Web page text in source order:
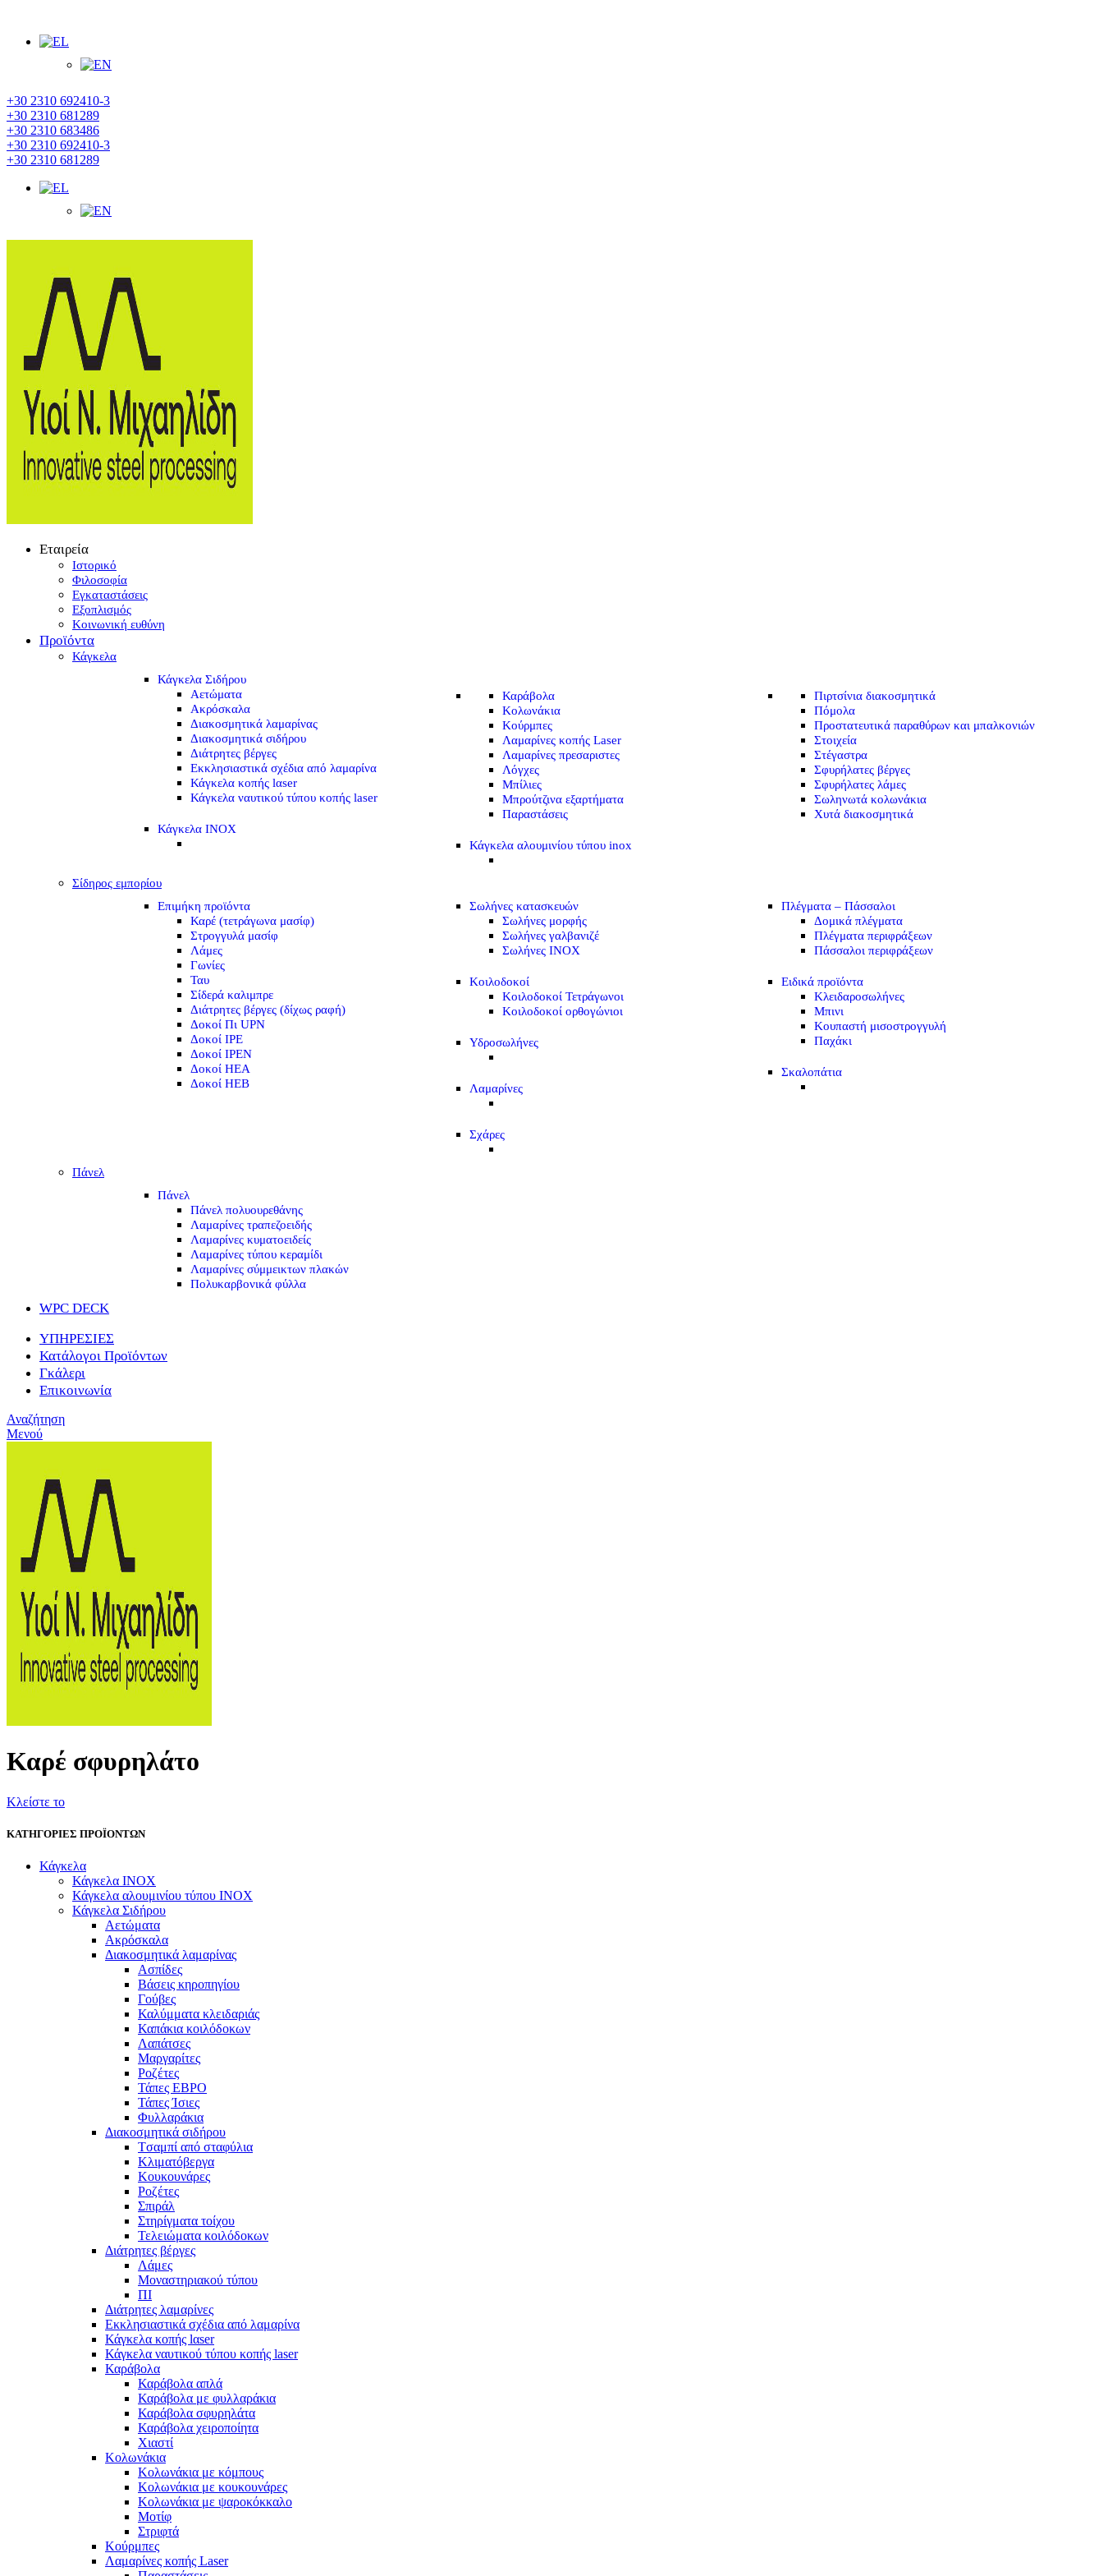
+30 2310 692410-3
+30 2310 681289
+30 2310 683486
+30 2310 692410-3
+30 2310 681289
Εταιρεία
Ιστορικό
Φιλοσοφία
Εγκαταστάσεις
Εξοπλισμός
Κοινωνική ευθύνη
Προϊόντα
Κάγκελα
Κάγκελα Σιδήρου
Αετώματα
Ακρόσκαλα
Διακοσμητικά λαμαρίνας
Διακοσμητικά σιδήρου
Διάτρητες βέργες
Εκκλησιαστικά σχέδια από λαμαρίνα
Κάγκελα κοπής lαser
Κάγκελα ναυτικού τύπου κοπής laser
Κάγκελα INOX
Καράβολα
Κολωνάκια
Κούρμπες
Λαμαρίνες κοπής Laser
Λαμαρίνες πρεσαριστες
Λόγχες
Μπίλιες
Μπρούτζινα εξαρτήματα
Παραστάσεις
Κάγκελα αλουμινίου τύπου inox
Πιρτσίνια διακοσμητικά
Πόμολα
Προστατευτικά παραθύρων και μπαλκονιών
Στοιχεία
Στέγαστρα
Σφυρήλατες βέργες
Σφυρήλατες λάμες
Σωληνωτά κολωνάκια
Χυτά διακοσμητικά
Σίδηρος εμπορίου
Επιμήκη προϊόντα
Καρέ (τετράγωνα μασίφ)
Στρογγυλά μασίφ
Λάμες
Γωνίες
Ταυ
Σίδερά καλιμπρε
Διάτρητες βέργες (δίχως ραφή)
Δοκοί Πι UPN
Δοκοί ΙΡΕ
Δοκοί ΙΡΕΝ
Δοκοί ΗΕΑ
Δοκοί ΗΕΒ
Σωλήνες κατασκευών
Σωλήνες μορφής
Σωλήνες γαλβανιζέ
Σωλήνες INOX
Κοιλοδοκοί
Κοιλοδοκοί Τετράγωνοι
Κοιλοδοκοί ορθογώνιοι
Υδροσωλήνες
Λαμαρίνες
Σχάρες
Πλέγματα – Πάσσαλοι
Δομικά πλέγματα
Πλέγματα περιφράξεων
Πάσσαλοι περιφράξεων
Ειδικά προϊόντα
Κλειδαροσωλήνες
Μπινι
Κουπαστή μισοστρογγυλή
Παχάκι
Σκαλοπάτια
Πάνελ
Πάνελ
Πάνελ πολυουρεθάνης
Λαμαρίνες τραπεζοειδής
Λαμαρίνες κυματοειδείς
Λαμαρίνες τύπου κεραμίδι
Λαμαρίνες σύμμεικτων πλακών
Πολυκαρβονικά φύλλα
WPC DECK
ΥΠΗΡΕΣΙΕΣ
Κατάλογοι Προϊόντων
Γκάλερι
Επικοινωνία
Αναζήτηση
Μενού
Καρέ σφυρηλάτο
Κλείστε το
ΚΑΤΗΓΟΡΙΕΣ ΠΡΟΪΟΝΤΩΝ
Κάγκελα
Κάγκελα INOX
Κάγκελα αλουμινίου τύπου INOX
Κάγκελα Σιδήρου
Αετώματα
Ακρόσκαλα
Διακοσμητικά λαμαρίνας
Ασπίδες
Βάσεις κηροπηγίου
Γούβες
Καλύμματα κλειδαριάς
Καπάκια κοιλόδοκων
Λαπάτσες
Μαργαρίτες
Ροζέτες
Τάπες ΕΒΡΟ
Τάπες Ίσιες
Φυλλαράκια
Διακοσμητικά σιδήρου
Tσαμπί από σταφύλια
Κλιματόβεργα
Κουκουνάρες
Ροζέτες
Σπιράλ
Στηρίγματα τοίχου
Τελειώματα κοιλόδοκων
Διάτρητες βέργες
Λάμες
Μοναστηριακού τύπου
ΠΙ
Διάτρητες λαμαρίνες
Εκκλησιαστικά σχέδια από λαμαρίνα
Κάγκελα κοπής lαser
Κάγκελα ναυτικού τύπου κοπής laser
Καράβολα
Καράβολα απλά
Καράβολα με φυλλαράκια
Καράβολα σφυρηλάτα
Καράβολα χειροποίητα
Χιαστί
Κολωνάκια
Κολωνάκια με κόμπους
Κολωνάκια με κουκουνάρες
Κολωνάκια με ψαροκόκκαλο
Μοτίφ
Στριφτά
Κούρμπες
Λαμαρίνες κοπής Laser